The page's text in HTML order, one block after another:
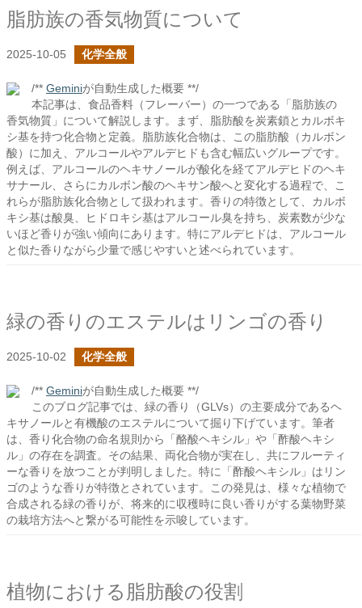
脂肪族の香気物質について
2025-10-05 化学全般
/** Geminiが自動生成した概要 **/
本記事は、食品香料（フレーバー）の一つである「脂肪族の
香気物質」について解説します。まず、脂肪酸を炭素鎖とカルボキ
シ基を持つ化合物と定義。脂肪族化合物は、この脂肪酸（カルボン
酸）に加え、アルコールやアルデヒドも含む幅広いグループです。
例えば、アルコールのヘキサノールが酸化を経てアルデヒドのヘキ
サナール、さらにカルボン酸のヘキサン酸へと変化する過程で、こ
れらが脂肪族化合物として扱われます。香りの特徴として、カルボ
キシ基は酸臭、ヒドロキシ基はアルコール臭を持ち、炭素数が少な
いほど香りが強い傾向にあります。特にアルデヒドは、アルコール
と似た香りながら少量で感じやすいと述べられています。
緑の香りのエステルはリンゴの香り
2025-10-02 化学全般
/** Geminiが自動生成した概要 **/
このブログ記事では、緑の香り（GLVs）の主要成分であるヘ
キサノールと有機酸のエステルについて掘り下げています。筆者
は、香り化合物の命名規則から「酪酸ヘキシル」や「酢酸ヘキシ
ル」の存在を調査。その結果、両化合物が実在し、共にフルーティ
ーな香りを放つことが判明しました。特に「酢酸ヘキシル」はリン
ゴのような香りが特徴とされています。この発見は、様々な植物で
合成される緑の香りが、将来的に収穫時に良い香りがする葉物野菜
の栽培方法へと繋がる可能性を示唆しています。
植物における脂肪酸の役割